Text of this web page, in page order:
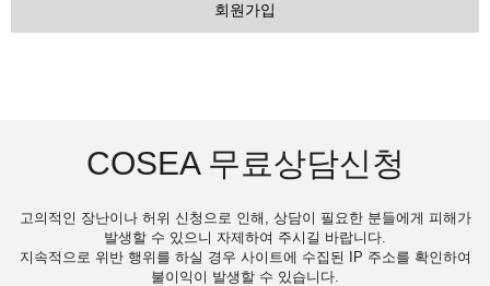
회원가입
COSEA 무료상담신청
고의적인 장난이나 허위 신청으로 인해, 상담이 필요한 분들에게 피해가
발생할 수 있으니 자제하여 주시길 바랍니다.
지속적으로 위반 행위를 하실 경우 사이트에 수집된 IP 주소를 확인하여
불이익이 발생할 수 있습니다.